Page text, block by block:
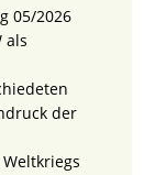
05/2026
als
der